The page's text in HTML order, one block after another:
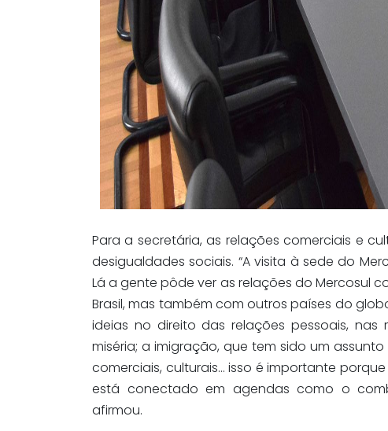
Para a secretária, as relações comerciais e
desigualdades sociais. “A visita à sede do
Lá a gente pôde ver as relações do Mercosul
Brasil, mas também com outros países do
ideias no direito das relações pessoais,
miséria; a imigração, que tem sido um
comerciais, culturais… isso é importante
está conectado em agendas como o
afirmou.